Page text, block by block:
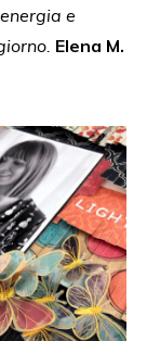
e
Elena M.